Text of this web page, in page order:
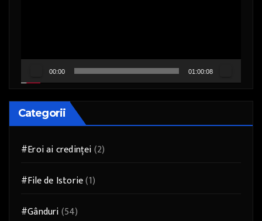
00:00 01:00:08
Categorii
#Eroi ai credinței(2)
#File de Istorie(1)
#Gânduri(54)